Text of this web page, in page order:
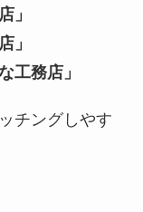
」
」
工務店」
チングしやす